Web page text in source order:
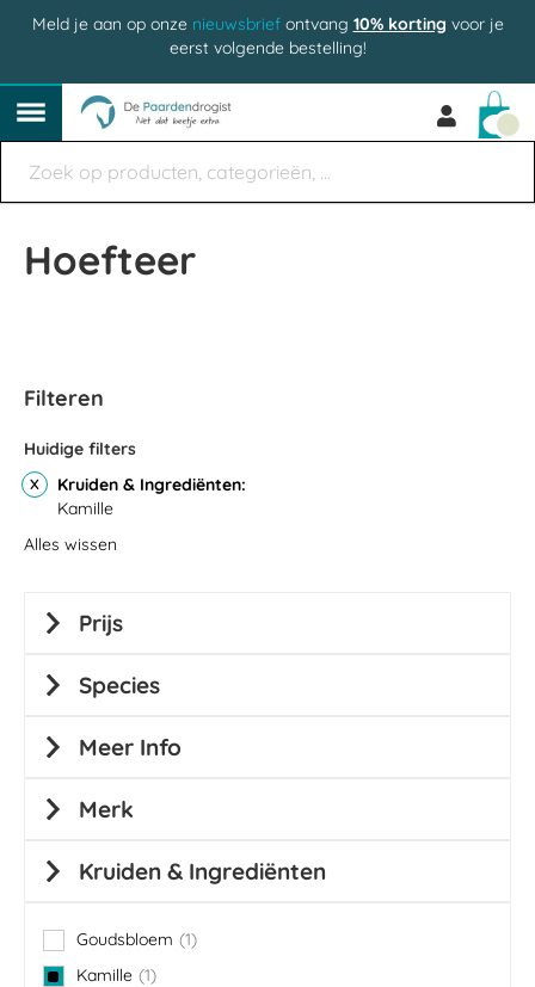
Meld je aan op onze nieuwsbriefontvang 10% korting voor je
eerst volgende bestelling!
Hoefteer
Filteren
Huidige filters
Kruiden & Ingrediënten
Kamille
Alles wissen
Prijs
Species
Meer Info
Merk
Kruiden & Ingrediënten
Goudsbloem 1
item
Kamille 1